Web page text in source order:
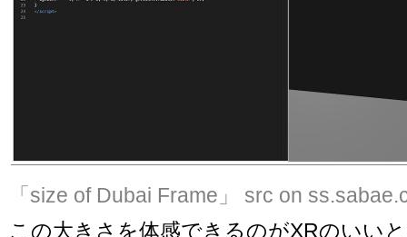
「size of Dubai Frame」
src on
この大きさを体感できるのがXRのいい